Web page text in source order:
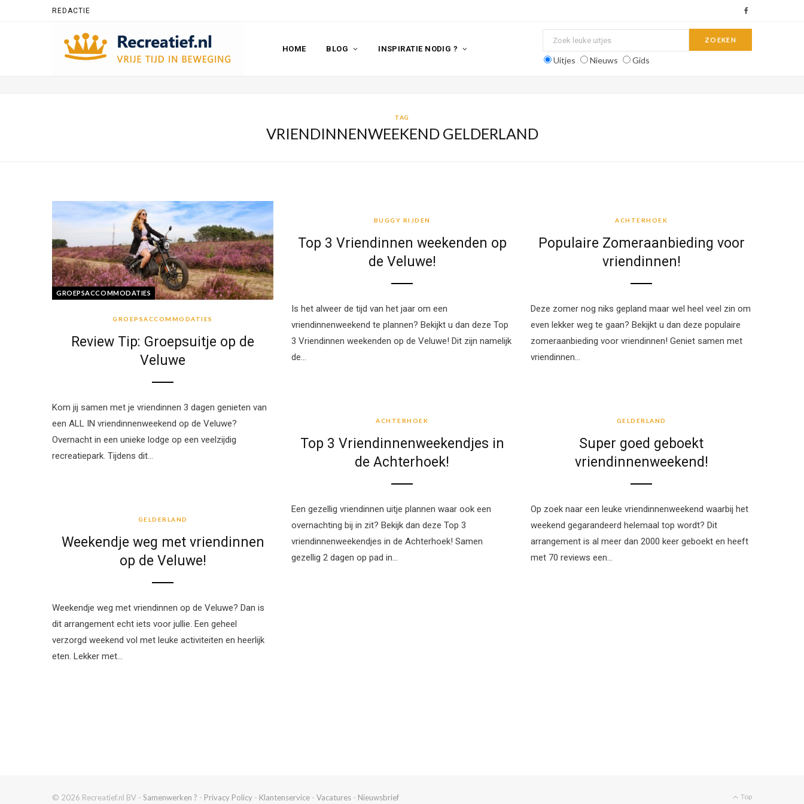
REDACTIE
c
HOME BLOG INSPIRATIE NODIG ?
Uitjes Nieuws Gids
TAG
VRIENDINNENWEEKEND GELDERLAND
GROEPSACCOMMODATIES
GROEPSACCOMMODATIES
Review Tip: Groepsuitje op de
Veluwe
Kom jij samen met je vriendinnen 3 dagen genieten van
een ALL IN vriendinnenweekend op de Veluwe?
Overnacht in een unieke lodge op een veelzijdig
recreatiepark. Tijdens dit…
BUGGY RIJDEN
Top 3 Vriendinnen weekenden op
de Veluwe!
Is het alweer de tijd van het jaar om een
vriendinnenweekend te plannen? Bekijkt u dan deze Top
3 Vriendinnen weekenden op de Veluwe! Dit zijn namelijk
de…
ACHTERHOEK
Populaire Zomeraanbieding voor
vriendinnen!
Deze zomer nog niks gepland maar wel heel veel zin om
even lekker weg te gaan? Bekijkt u dan deze populaire
zomeraanbieding voor vriendinnen! Geniet samen met
vriendinnen…
ACHTERHOEK
Top 3 Vriendinnenweekendjes in
de Achterhoek!
Een gezellig vriendinnen uitje plannen waar ook een
overnachting bij in zit? Bekijk dan deze Top 3
vriendinnenweekendjes in de Achterhoek! Samen
gezellig 2 dagen op pad in…
GELDERLAND
Super goed geboekt
vriendinnenweekend!
Op zoek naar een leuke vriendinnenweekend waarbij het
weekend gegarandeerd helemaal top wordt? Dit
arrangement is al meer dan 2000 keer geboekt en heeft
met 70 reviews een…
GELDERLAND
Weekendje weg met vriendinnen
op de Veluwe!
Weekendje weg met vriendinnen op de Veluwe? Dan is
dit arrangement echt iets voor jullie. Een geheel
verzorgd weekend vol met leuke activiteiten en heerlijk
eten. Lekker met…
© 2026 Recreatief.nl BV - Samenwerken ? - Privacy Policy - Klantenservice - Vacatures - Nieuwsbrief Top